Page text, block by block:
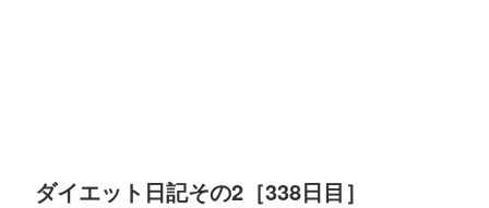
ダイエット日記その2［338日目］